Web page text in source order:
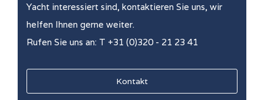
Yacht interessiert sind, kontaktieren Sie uns, wir
helfen Ihnen gerne weiter.
Rufen Sie uns an: T +31 (0)320 - 21 23 41
Kontakt